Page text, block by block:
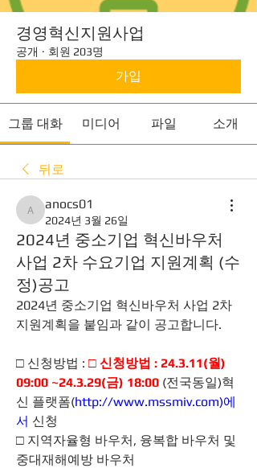
경영혁신지원사업
공개 · 회원 203명
가입
그룹 대화 미디어 파일 소개
뒤로
anocs01
anocs01
2024년 3월 26일
2024년 중소기업 혁신바우처
사업 2차 수요기업 지원계획 (수
정)공고
2024년 중소기업 혁신바우처 사업 2차
지원계획을 붙임과 같이 공고합니다.
□ 신청방법 : □ 신청방법 : 24.3.11(월)
09:00 ~24.3.29(금) 18:00 (전국동일)혁
신 플랫폼(http://www.mssmiv.com)에
서 신청
□ 지역자율형 바우처, 융복합 바우처 및
중대재해예방 바우처